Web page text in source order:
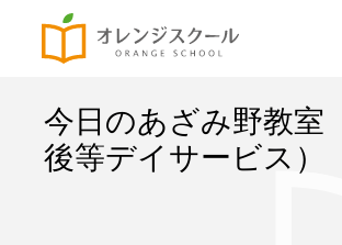
今日のあざみ野教室
後等デイサービス）